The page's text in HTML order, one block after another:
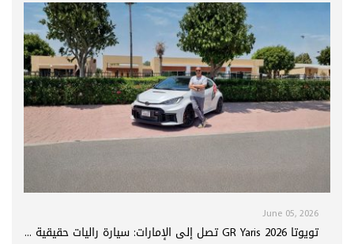
June 05, 2026
تويوتا GR Yaris 2026 تصل إلى الإمارات: سيارة راليات حقيقية ...